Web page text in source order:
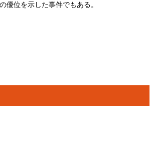
位を示した事件でもある。